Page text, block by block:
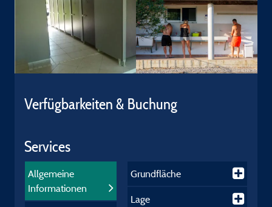
Verfügbarkeiten & Buchung
Services
Allgemeine
Informationen
Grundfläche
Lage